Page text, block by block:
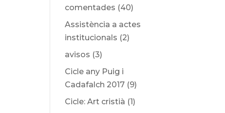
comentades (40)
Assistència a actes
institucionals (2)
avisos (3)
Cicle any Puig i
Cadafalch 2017 (9)
Cicle: Art cristià (1)